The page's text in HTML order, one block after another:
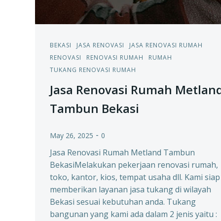
BEKASI JASA RENOVASI
JASA RENOVASI RUMAH
RENOVASI
RENOVASI RUMAH
RUMAH
TUKANG RENOVASI RUMAH
Jasa Renovasi Rumah
Tambun Bekasi
May 26, 2025 - 0
Jasa Renovasi Rumah Metland Tambun
BekasiMelakukan pekerjaan renovasi rumah,
toko, kantor, kios, tempat usaha dll. Kami siap
memberikan layanan jasa tukang di wilayah
Bekasi sesuai kebutuhan anda. Tukang
bangunan yang kami ada dalam 2 jenis yaitu :